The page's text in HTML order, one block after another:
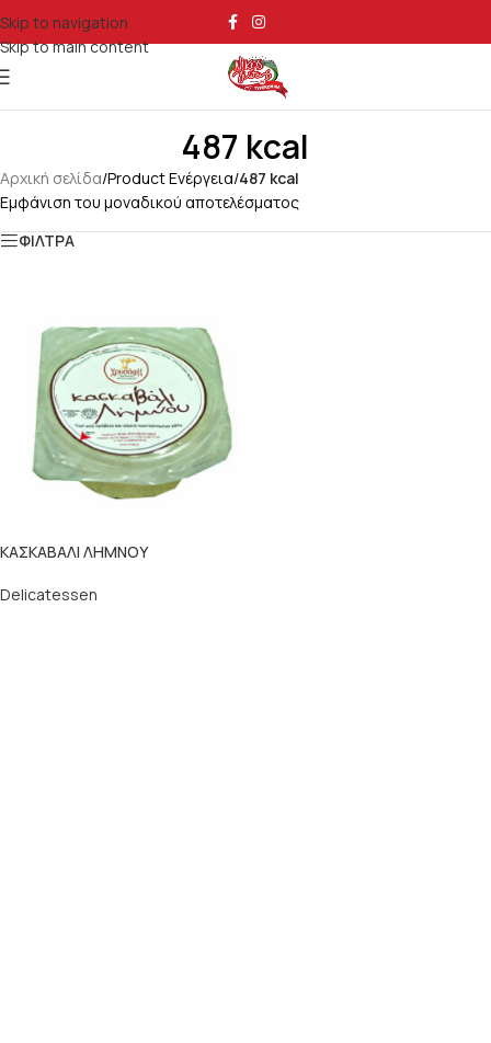
Skip to navigation
Skip to main content
487 kcal
Αρχική σελίδα/Product Ενέργεια/487 kcal
Εμφάνιση του μοναδικού αποτελέσματος
ΦΙΛΤΡΑ
ΚΑΣΚΑΒΑΛΙ ΛΗΜΝΟΥ
Delicatessen